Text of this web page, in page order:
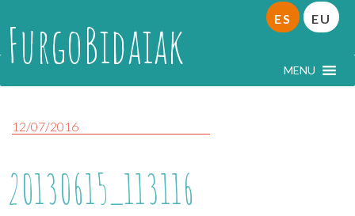
FurgoBidaiak MENU
ES EU
12/07/2016
20130615_113116